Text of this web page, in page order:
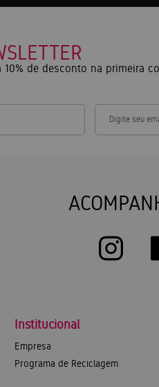
10% de desconto na primeira
Institucional
Empresa
Programa de Reciclagem